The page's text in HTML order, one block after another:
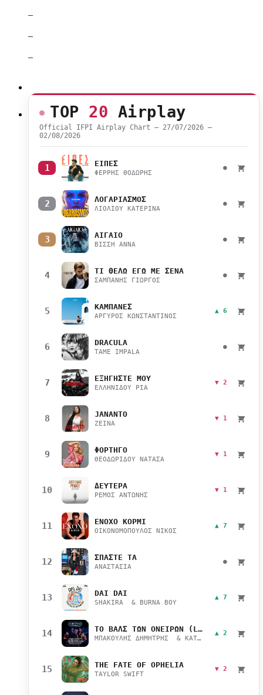
–
–
–
TOP 20 Airplay
Official IFPI Airplay Chart — 27/07/2026 –
02/08/2026
1 ΕΙΠΕΣ
ΦΕΡΡΗΣ ΘΟΔΩΡΗΣ
●
2 ΛΟΓΑΡΙΑΣΜΟΣ
ΛΙΟΛΙΟΥ ΚΑΤΕΡΙΝΑ
●
3 ΑΙΓΑΙΟ
ΒΙΣΣΗ ΑΝΝΑ
●
4 ΤΙ ΘΕΛΩ ΕΓΩ ΜΕ ΣΕΝΑ
ΣΑΜΠΑΝΗΣ ΓΙΩΡΓΟΣ
●
5 ΚΑΜΠΑΝΕΣ
ΑΡΓΥΡΟΣ ΚΩΝΣΤΑΝΤΙΝΟΣ
▲ 6
6 DRACULA
TAME IMPALA
●
7 ΕΞΗΓΗΣΤΕ ΜΟΥ
ΕΛΛΗΝΙΔΟΥ ΡΙΑ
▼ 2
8 JANANTO
ZEINA
▼ 1
9 ΦΟΡΤΗΓΟ
ΘΕΟΔΩΡΙΔΟΥ ΝΑΤΑΣΑ
▼ 1
10 ΔΕΥΤΕΡΑ
ΡΕΜΟΣ ΑΝΤΩΝΗΣ
▼ 1
11 ΕΝΟΧΟ ΚΟΡΜΙ
ΟΙΚΟΝΟΜΟΠΟΥΛΟΣ ΝΙΚΟΣ
▲ 7
12 ΣΠΑΣΤΕ ΤΑ
ΑΝΑΣΤΑΣΙΑ
●
13 DAI DAI
SHAKIRA & BURNA BOY
▲ 7
14 ΤΟ ΒΑΛΣ ΤΩΝ ΟΝΕΙΡΩΝ (LIVE)
ΜΠΑΚΟΥΛΗΣ ΔΗΜΗΤΡΗΣ & ΚΑΤΣΙΜΙΧΑ ΜΑΡΙΑΝΑ
▲ 2
15 THE FATE OF OPHELIA
TAYLOR SWIFT
▼ 2